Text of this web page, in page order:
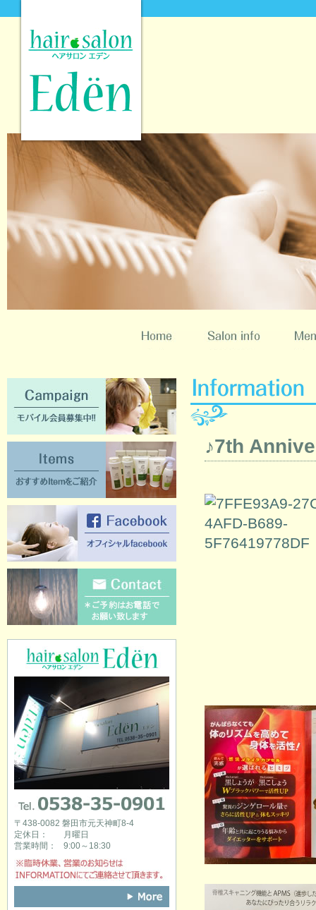
♪7th
Campaign [モバイル会員募集中!!]
Items [おすすめItemをご紹介]
Facebook [オフィシャルFacebook]
0538-35-0901
〒438-0082 磐田市元天神町8-4
定休日：
月曜日
営業時間：
9:00～18:30
※臨時休業、営業のお知らせは